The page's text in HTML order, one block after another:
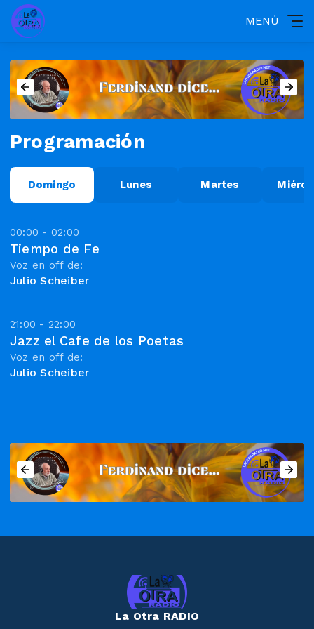
MENÚ
Programación
Domingo Lunes Martes
00:00 - 02:00
Tiempo de Fe
Voz en off de:
Julio Scheiber
21:00 - 22:00
Jazz el Cafe de los Poetas
Voz en off de:
Julio Scheiber
La Otra RADIO